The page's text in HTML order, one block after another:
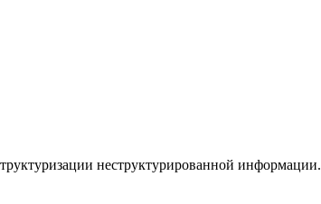
неструктурированной информации.